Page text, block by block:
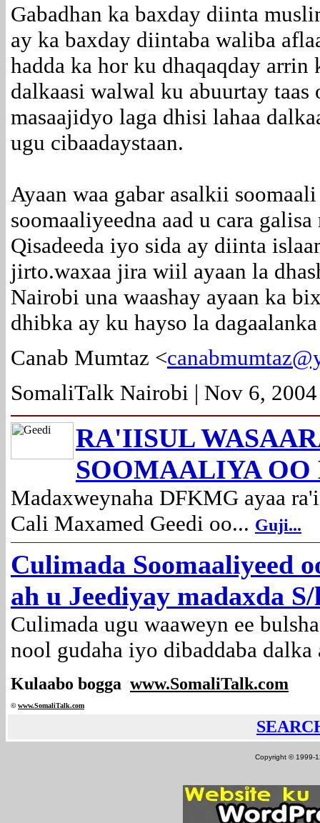
Gabadhan ka baxday diinta
ay ka baxday diintaba waliba
hadda ka hor ku dhaqaqday
dalkaasi walwal ku abuurtay
masaajidyo laga dhisi lahaa
ugu cibaadaystaan.
Ayaan waa gabar asalkii
soomaaliyeedna aad u cara
Qisadeeda iyo sida ay diinta
jirto.waxaa jira wiil ayaan la
Nairobi una waashay ayaan ka
dhibka ay ku hayso la
Canab Mumtaz <
SomaliTalk Nairobi | Nov 6, 2004
RA'IISUL
SOOMAALIYA
Madaxweynaha DFKMG ayaa
Cali Maxamed Geedi oo... Guji...
Culimada Soomaaliyeed
ah u Jeediyay madaxda
Culimada ugu waaweyn ee
nool gudaha iyo dibaddaba
Kulaabo bogga www.SomaliTalk.com
©www.SomaliTalk.com
Copyright © 1999-